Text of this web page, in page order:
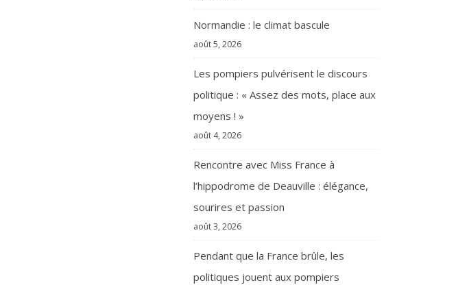
Normandie : le climat bascule
août 5, 2026
Les pompiers pulvérisent le discours
politique : « Assez des mots, place aux
moyens ! »
août 4, 2026
Rencontre avec Miss France à
l’hippodrome de Deauville : élégance,
sourires et passion
août 3, 2026
Pendant que la France brûle, les
politiques jouent aux pompiers